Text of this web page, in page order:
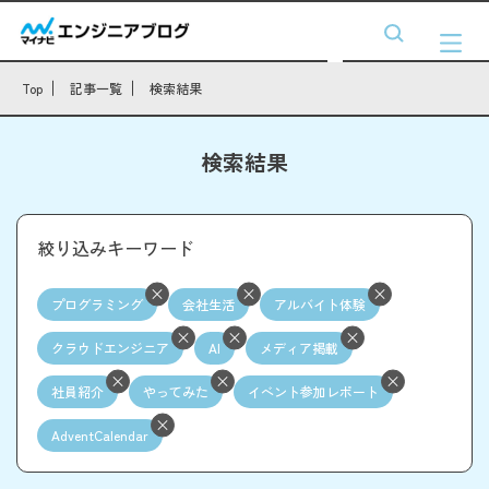
Top 記事一覧 検索結果
検索結果
絞り込みキーワード
プログラミング 会社生活 アルバイト体験
クラウドエンジニア AI メディア掲載
社員紹介 やってみた イベント参加レポート
AdventCalendar